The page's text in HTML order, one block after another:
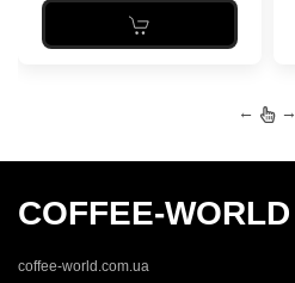
← →
COFFEE-WORLD
coffee-world.com.ua